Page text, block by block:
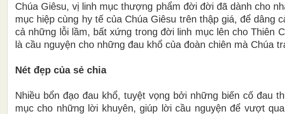
Chúa Giêsu, vị linh mục thượng phẩm đời đời đã dành cho
mục hiệp cùng hy tế của Chúa Giêsu trên thập giá, để dâng
cả những lỗi lầm, bất xứng trong đời linh mục lên cho Thiên
là cầu nguyện cho những đau khổ của đoàn chiên mà Chúa
Nét đẹp của sẻ chia
Nhiều bổn đạo đau khổ, tuyệt vọng bởi những biến cố đau
mục cho những lời khuyên, giúp lời cầu nguyện để vượt